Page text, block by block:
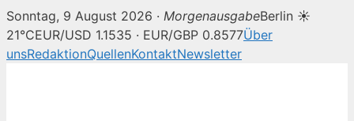
Sonntag, 9 August 2026 · MorgenausgabeBerlin ☀
21°CEUR/USD 1.1535 · EUR/GBP 0.8577Über
unsRedaktionQuellenKontaktNewsletter